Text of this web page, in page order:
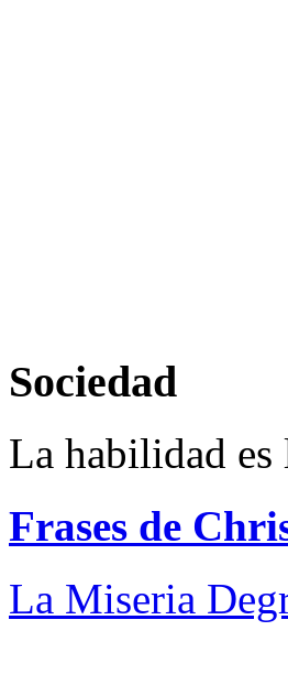
Sociedad
La habilidad es
Frases de
La Miseria